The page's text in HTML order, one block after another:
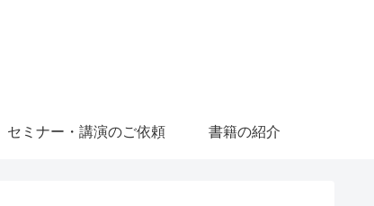
セミナー・講演のご依頼 書籍の紹介